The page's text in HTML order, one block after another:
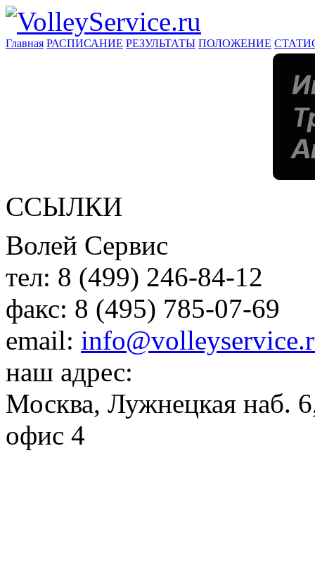
Главная РАСПИСАНИЕ РЕЗУЛЬТАТЫ ПОЛОЖЕНИЕ
ССЫЛКИ
Волей Сервис
тел: 8 (499) 246-84-12
факс: 8 (495) 785-07-69
email:
наш адрес:
Москва, Лужнецкая наб.
офис 4